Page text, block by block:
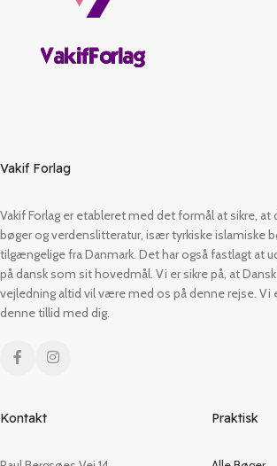
Vakif Forlag
Vakif Forlag er etableret med det formål at sikre, at
bøger og verdenslitteratur, især tyrkiske islamiske
tilgængelige fra Danmark. Det har også fastlagt at
på dansk som sit hovedmål. Vi er sikre på, at
vejledning altid vil være med os på denne rejse. Vi
denne tillid med dig.
Kontakt Praktisk